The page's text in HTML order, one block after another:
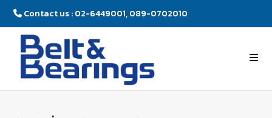
Contact us : 02-6449001, 089-0702010